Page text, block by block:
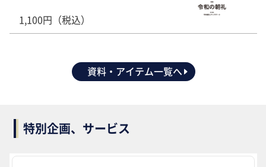
1,100円（税込）
資料・アイテム一覧へ
特別企画、サービス